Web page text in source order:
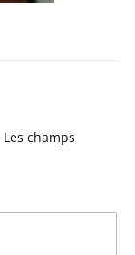
Les champs